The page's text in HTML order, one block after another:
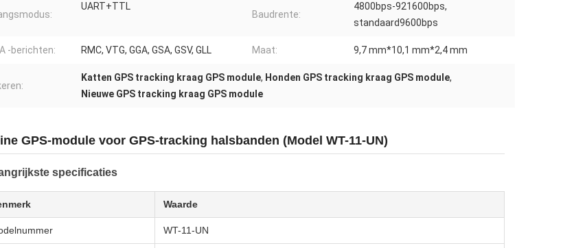
UART+TTL
Baudrente:
4800bps-921600bps,
standaard9600bps
-berichten: RMC, VTG, GGA, GSA, GSV, GLL Maat: 9,7 mm*10,1 mm*2,4 mm
Katten GPS tracking kraag GPS module, Honden GPS tracking kraag GPS module,
Nieuwe GPS tracking kraag GPS module
GPS-module voor GPS-tracking halsbanden (Model WT-11-UN)
specificaties
Waarde
WT-11-UN